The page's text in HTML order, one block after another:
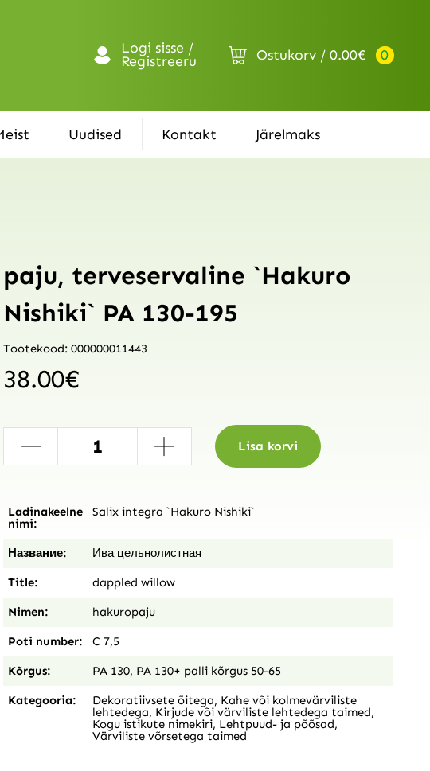
Logi sisse /
Registreeru Ostukorv 0.00€ 0
Uudised Kontakt Järelmaks
paju, terveservaline `Hakuro
Nishiki` PA 130-195
Tootekood: 000000011443
38.00€
- + Lisa korvi
Ladinakeelne
nimi:
Salix integra `Hakuro Nishiki`
Название: Ива цельнолистная
Title: dappled willow
Nimen: hakuropaju
Poti number: C 7,5
Kõrgus: PA 130, PA 130+ palli kõrgus 50-65
Kategooria: Dekoratiivsete õitega, Kahe või kolmevärviliste
lehtedega, Kirjude või värviliste lehtedega taimed,
Kogu istikute nimekiri, Lehtpuud- ja põõsad,
Värviliste võrsetega taimed